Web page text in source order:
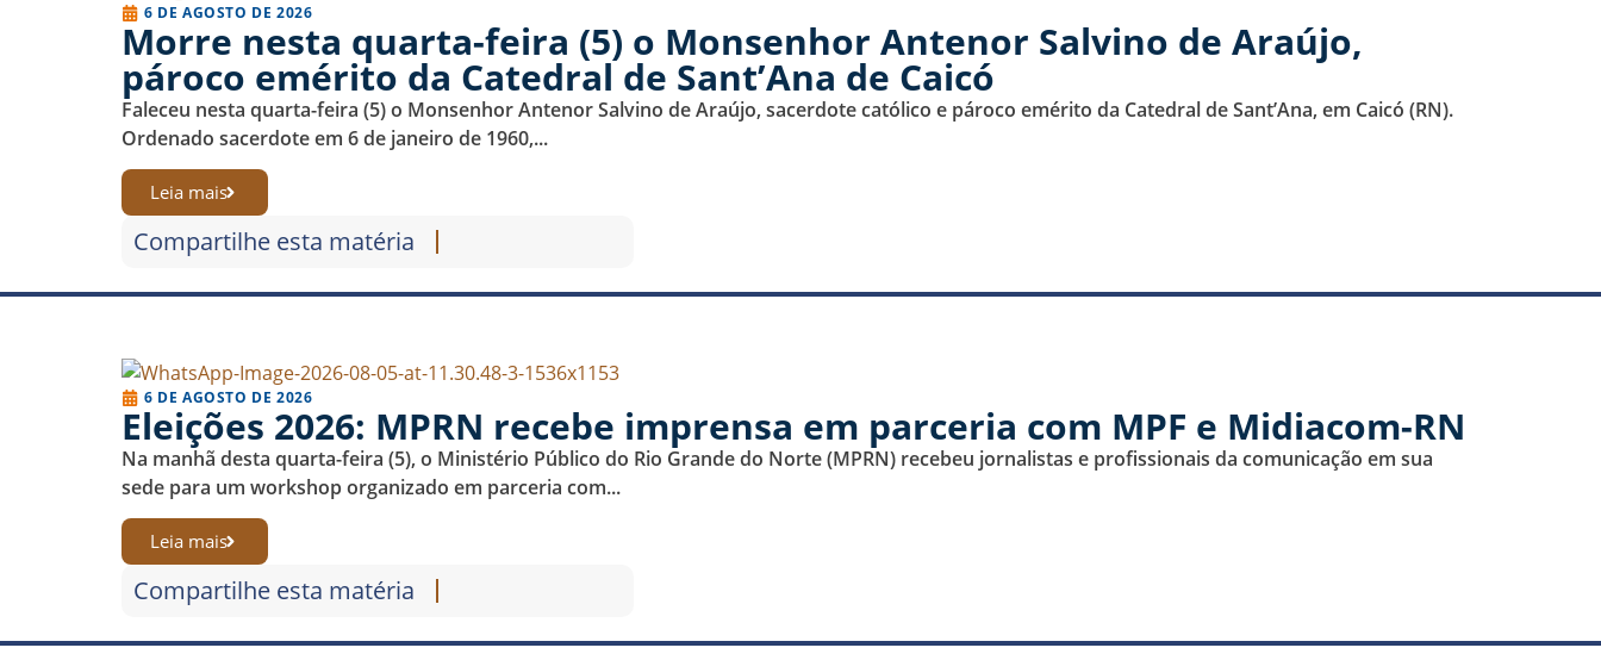
6 DE AGOSTO DE 2026
Morre nesta quarta-feira (5) o Monsenhor Antenor Salvino de Araújo,
pároco emérito da Catedral de Sant’Ana de Caicó
Faleceu nesta quarta-feira (5) o Monsenhor Antenor Salvino de Araújo, sacerdote católico e pároco emérito da Catedral de Sant’Ana, em Caicó (RN).
Ordenado sacerdote em 6 de janeiro de 1960,...
Leia mais
Compartilhe esta matéria
6 DE AGOSTO DE 2026
Eleições 2026: MPRN recebe imprensa em parceria com MPF e Midiacom-RN
Na manhã desta quarta-feira (5), o Ministério Público do Rio Grande do Norte (MPRN) recebeu jornalistas e profissionais da comunicação em sua
sede para um workshop organizado em parceria com...
Leia mais
Compartilhe esta matéria